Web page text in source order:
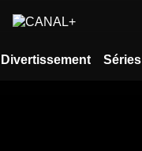
Divertissement Séries